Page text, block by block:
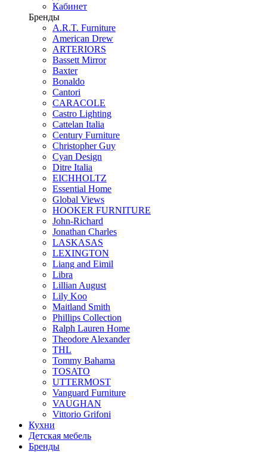
Кабинет
Бренды
A.R.T. Furniture
American Drew
ARTERIORS
Bassett Mirror
Baxter
Bonaldo
Cantori
CARACOLE
Castro Lighting
Cattelan Italia
Century Furniture
Christopher Guy
Cyan Design
Ditre Italia
EICHHOLTZ
Essential Home
Global Views
HOOKER FURNITURE
John-Richard
Jonathan Charles
LASKASAS
LEXINGTON
Liang and Eimil
Libra
Lillian August
Lily Koo
Maitland Smith
Phillips Collection
Ralph Lauren Home
Theodore Alexander
THL
Tommy Bahama
TOSATO
UTTERMOST
Vanguard Furniture
VAUGHAN
Vittorio Grifoni
Кухни
Детская мебель
Бренды